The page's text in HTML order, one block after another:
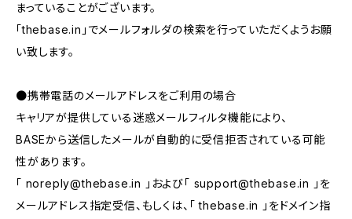
まっていることがございます。
「thebase.in」でメールフォルダの検索を行っていただくようお願
い致します。
●携帯電話のメールアドレスをご利用の場合
キャリアが提供している迷惑メールフィルタ機能により、
BASEから送信したメールが自動的に受信拒否されている可能
性があります。
「 noreply@thebase.in 」および「 support@thebase.in
」を
メールアドレス指定受信、もしくは、「 thebase.in 」をドメイン指